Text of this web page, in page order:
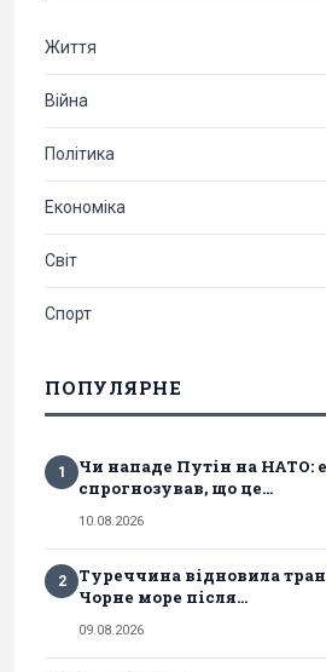
Життя
Війна
Політика
Економіка
Світ
Спорт
ПОПУЛЯРНЕ
1
Чи нападе Путін на НАТО:
спрогнозував, що це...
10.08.2026
2
Туреччина відновила
Чорне море після...
09.08.2026